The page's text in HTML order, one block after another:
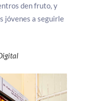
den fruto, y
jóvenes a seguirle